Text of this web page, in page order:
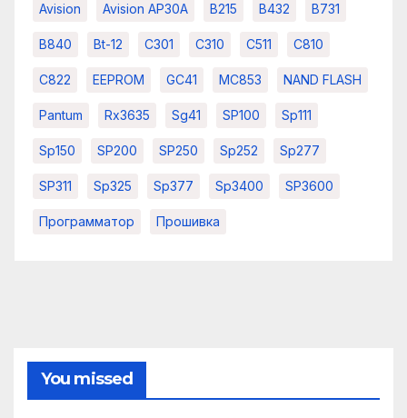
Avision Avision AP30A B215 B432 B731
B840 Bt-12 C301 C310 C511 C810
C822 EEPROM GC41 MC853 NAND FLASH
Pantum Rx3635 Sg41 SP100 Sp111
Sp150 SP200 SP250 Sp252 Sp277
SP311 Sp325 Sp377 Sp3400 SP3600
Программатор Прошивка
You missed